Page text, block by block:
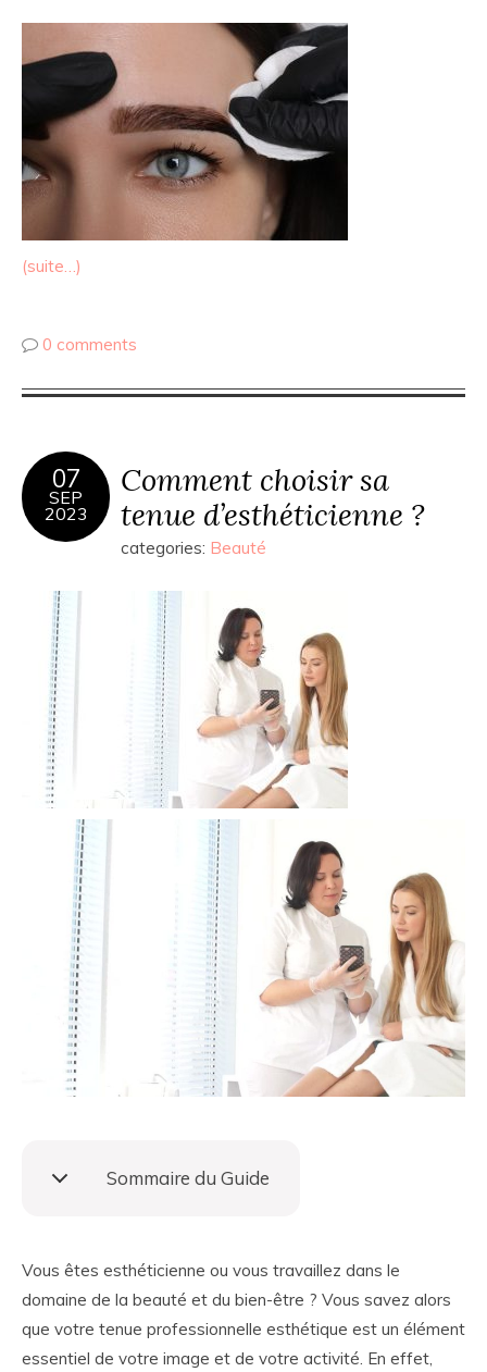
(suite…)
0 comments
07
SEP
2023
Comment choisir sa
tenue d’esthéticienne ?
categories: Beauté
Sommaire du Guide
Vous êtes esthéticienne ou vous travaillez dans le
domaine de la beauté et du bien-être ? Vous savez alors
que votre tenue professionnelle esthétique est un élément
essentiel de votre image et de votre activité. En effet,